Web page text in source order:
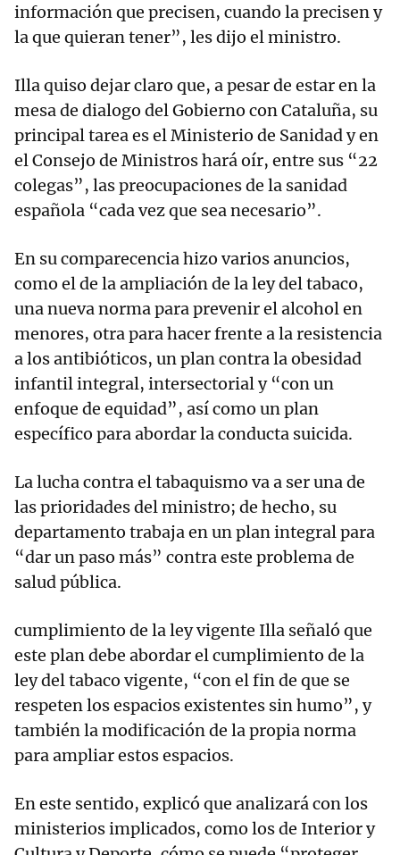
información que precisen, cuando la precisen y
la que quieran tener”, les dijo el ministro.
Illa quiso dejar claro que, a pesar de estar en la
mesa de dialogo del Gobierno con Cataluña, su
principal tarea es el Ministerio de Sanidad y en
el Consejo de Ministros hará oír, entre sus “22
colegas”, las preocupaciones de la sanidad
española “cada vez que sea necesario”.
En su comparecencia hizo varios anuncios,
como el de la ampliación de la ley del tabaco,
una nueva norma para prevenir el alcohol en
menores, otra para hacer frente a la resistencia
a los antibióticos, un plan contra la obesidad
infantil integral, intersectorial y “con un
enfoque de equidad”, así como un plan
específico para abordar la conducta suicida.
La lucha contra el tabaquismo va a ser una de
las prioridades del ministro; de hecho, su
departamento trabaja en un plan integral para
“dar un paso más” contra este problema de
salud pública.
cumplimiento de la ley vigente Illa señaló que
este plan debe abordar el cumplimiento de la
ley del tabaco vigente, “con el fin de que se
respeten los espacios existentes sin humo”, y
también la modificación de la propia norma
para ampliar estos espacios.
En este sentido, explicó que analizará con los
ministerios implicados, como los de Interior y